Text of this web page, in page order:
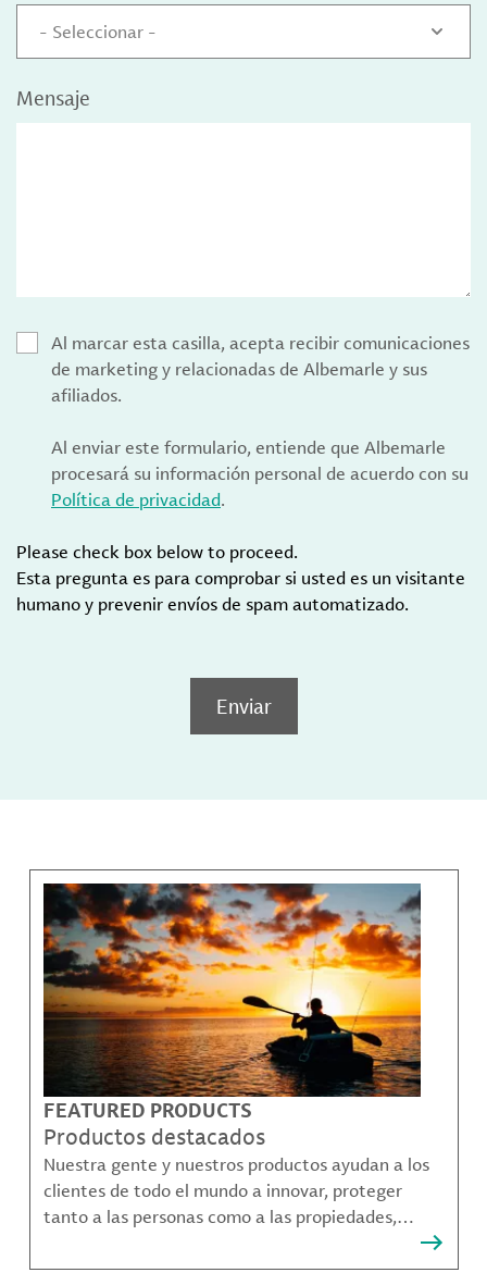
- Seleccionar -
Mensaje
Al marcar esta casilla, acepta recibir comunicaciones
de marketing y relacionadas de Albemarle y sus
afiliados.
Al enviar este formulario, entiende que Albemarle
procesará su información personal de acuerdo con su
Política de privacidad.
Please check box below to proceed.
Esta pregunta es para comprobar si usted es un visitante
humano y prevenir envíos de spam automatizado.
Enviar
FEATURED PRODUCTS
Productos destacados
Nuestra gente y nuestros productos ayudan a los
clientes de todo el mundo a innovar, proteger
tanto a las personas como a las propiedades,
sostenibles de moverse, comunicarse y prosperar.